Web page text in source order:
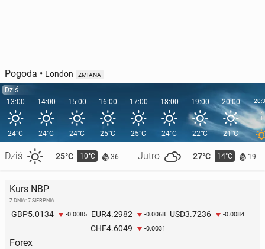
Pogoda • London ZMIANA
Dziś
13:00
24°C
Dziś 25°C 10°C 36 Jutro 27°C 14°C 19
14:00
24°C
15:00
24°C
16:00
25°C
17:00
25°C
18:00
24°C
19:00
22°C
20:00
21°C
Kurs NBP
Z DNIA: 7 SIERPNIA
GBP5.0134 -0.0085 EUR4.2982 -0.0068 USD3.7236 -0.0084
CHF4.6049 -0.0031
Forex